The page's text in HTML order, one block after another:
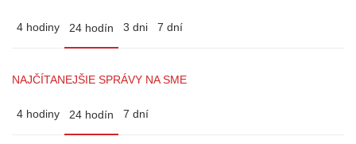
4 hodiny 24 hodín 3 dni 7 dní
NAJČÍTANEJŠIE SPRÁVY NA SME
4 hodiny 24 hodín 7 dní